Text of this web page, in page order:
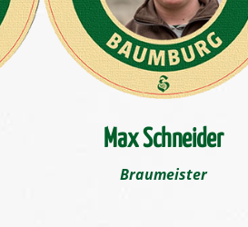
Max Schneider
Braumeister